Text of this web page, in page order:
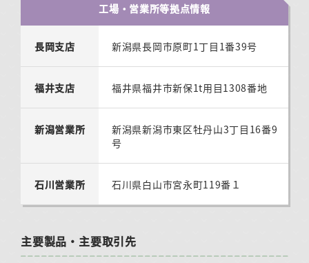
工場・営業所等拠点情報
長岡支店 新潟県長岡市原町1丁目1番39号
福井支店 福井県福井市新保1t用目1308番地
新潟営業所
新潟県新潟市東区牡丹山3丁目16番9
号
石川営業所 石川県白山市宮永町119番１
主要製品・主要取引先